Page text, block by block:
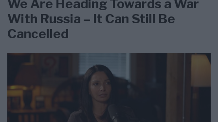
We Are Heading Towards a War
With Russia – It Can Still Be
Cancelled